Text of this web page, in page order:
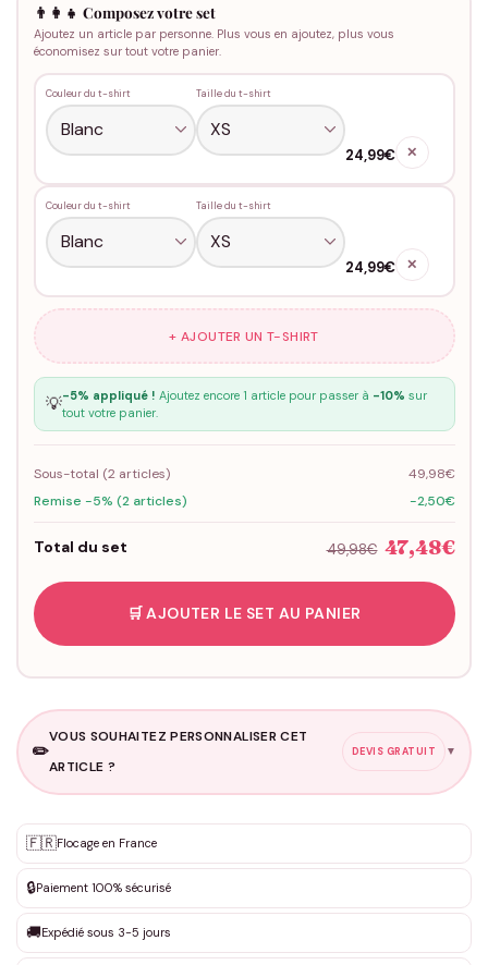
👨‍👩‍👧 Composez votre set
Ajoutez un article par personne. Plus vous en ajoutez, plus vous
économisez sur tout votre panier.
Couleur du t-shirt Taille du t-shirt
24,99€ ✕
Couleur du t-shirt Taille du t-shirt
24,99€ ✕
+ AJOUTER UN T-SHIRT
💡-5% appliqué ! Ajoutez encore 1 article pour passer à -10% sur
tout votre panier.
Sous-total (2articles)
49,98€
Remise -5% (2 articles)
-2,50€
Total du set 49,98€ 47,48€
🛒 AJOUTER LE SET AU PANIER
✏️
VOUS SOUHAITEZ PERSONNALISER CET
ARTICLE ?
DEVIS GRATUIT ▼
✨ Personnalisation sur mesure
DEVIS GRATUIT · Personnalisation de 3 à 10€ selon la demande
Que souhaitez-vous ?*
🇫🇷Flocage en France
🔒Paiement 100% sécurisé
🚚Expédié sous 3-5 jours